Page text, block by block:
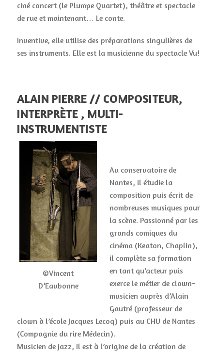
ciné concert (le Plumpe Quartet), théâtre et spectacle
de rue et maintenant… Le conte.
Inventive, elle utilise des préparations singulières de
ses instruments. Elle est la musicienne du spectacle Vu!
ALAIN PIERRE // COMPOSITEUR,
INTERPRÈTE , MULTI-
INSTRUMENTISTE
©Vincent
D’Eaubonne
Au conservatoire de
Nantes, il étudie la
composition puis écrit de
nombreuses musiques pour
la scène. Passionné par les
grands comiques du
cinéma (Keaton, Chaplin),
il complète sa formation
en tant qu’acteur puis
exerce le métier de clown-
musicien auprès d’Alain
Gautré (professeur de
clown à l’école Jacques Lecoq) puis au CHU de Nantes
(Compagnie du rire Médecin).
Musicien de jazz, Il est à l’origine de la création de